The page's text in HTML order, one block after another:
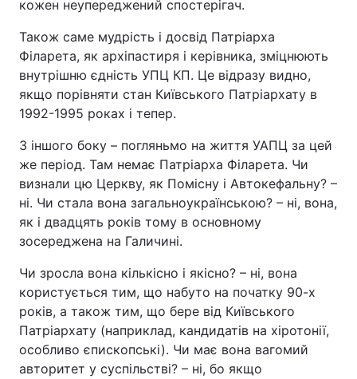
кожен неупереджений спостерігач.
Також саме мудрість і досвід Патріарха
Філарета, як архіпастиря і керівника, зміцнюють
внутрішню єдність УПЦ КП. Це відразу видно,
якщо порівняти стан Київського Патріархату в
1992-1995 роках і тепер.
З іншого боку – погляньмо на життя УАПЦ за цей
же період. Там немає Патріарха Філарета. Чи
визнали цю Церкву, як Помісну і Автокефальну? –
ні. Чи стала вона загальноукраїнською? – ні, вона,
як і двадцять років тому в основному
зосереджена на Галичині.
Чи зросла вона кількісно і якісно? – ні, вона
користується тим, що набуто на початку 90-х
років, а також тим, що бере від Київського
Патріархату (наприклад, кандидатів на хіротонії,
особливо єпископські). Чи має вона вагомий
авторитет у суспільстві? – ні, бо якщо